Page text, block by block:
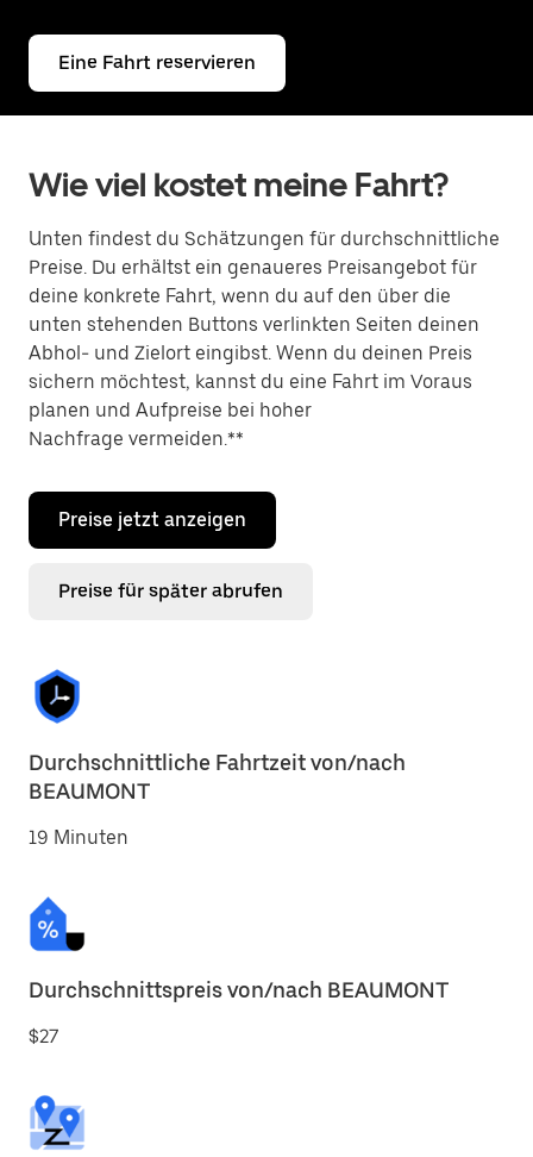
Eine Fahrt reservieren
Wie viel kostet meine Fahrt?
Unten findest du Schätzungen für durchschnittliche
Preise. Du erhältst ein genaueres Preisangebot für
deine konkrete Fahrt, wenn du auf den über die
unten stehenden Buttons verlinkten Seiten deinen
Abhol- und Zielort eingibst. Wenn du deinen Preis
sichern möchtest, kannst du eine Fahrt im Voraus
planen und Aufpreise bei hoher
Nachfrage vermeiden.**
Preise jetzt anzeigen
Preise für später abrufen
Durchschnittliche Fahrtzeit von/nach
BEAUMONT
19 Minuten
Durchschnittspreis von/nach BEAUMONT
$27